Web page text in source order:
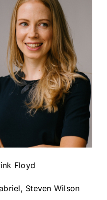
Floyd
Steven Wilson